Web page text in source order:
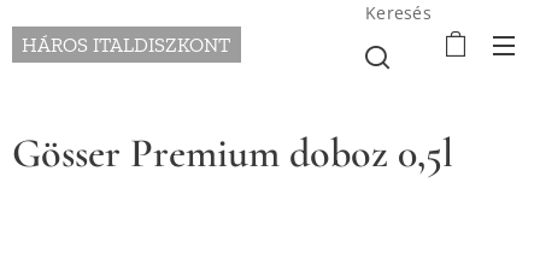
HÁROS ITALDISZKONT
Keresés
Gösser Premium doboz 0,5l